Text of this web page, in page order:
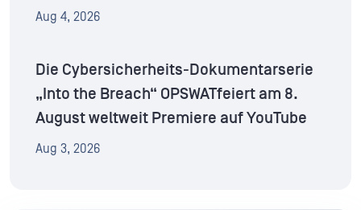
Aug 4, 2026
Die Cybersicherheits-Dokumentarserie
„Into the Breach“ OPSWATfeiert am 8.
August weltweit Premiere auf YouTube
Aug 3, 2026